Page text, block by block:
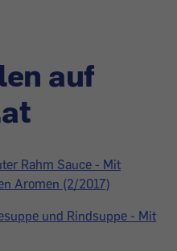
auf
Rahm Sauce - Mit
Aromen (2/2017)
und Rindsuppe - Mit